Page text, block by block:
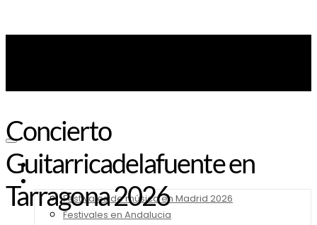
Noticias
Festivales de música en Madrid 2026
Festivales en Andalucia
Concierto
Guitarricadelafuente en
Tarragona 2026